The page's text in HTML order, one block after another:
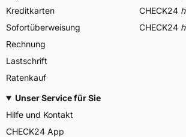
Kreditkarten
Sofortüberweisung
Rechnung
Lastschrift
Ratenkauf
CHECK24
CHECK24
Unser Service für Sie
Hilfe und Kontakt
CHECK24 App